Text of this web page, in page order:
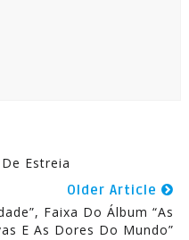
Estreia
Older Article
Faixa Do Álbum “As
E As Dores Do Mundo”